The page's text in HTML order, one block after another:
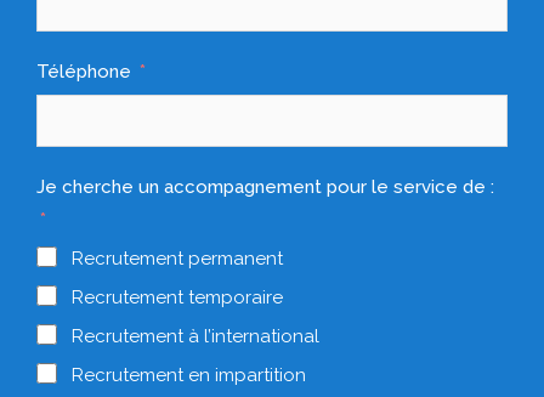
Téléphone
Je cherche un accompagnement pour le service de :
Recrutement permanent
Recrutement temporaire
Recrutement à l’international
Recrutement en impartition